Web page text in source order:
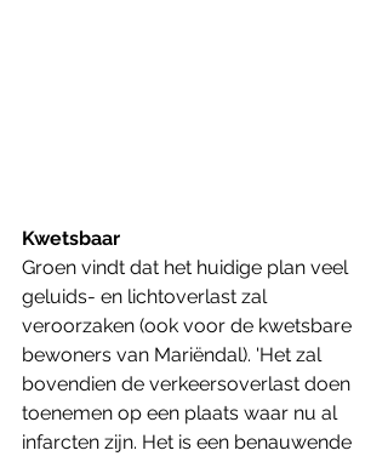
Kwetsbaar
Groen vindt dat het huidige plan veel
geluids- en lichtoverlast zal
veroorzaken (ook voor de kwetsbare
bewoners van Mariëndal). 'Het zal
bovendien de verkeersoverlast doen
toenemen op een plaats waar nu al
infarcten zijn. Het is een benauwende